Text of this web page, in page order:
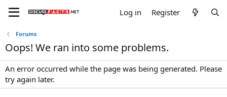
Log in Register
Forums
Oops! We ran into some problems.
An error occurred while the page was being generated. Please
try again later.